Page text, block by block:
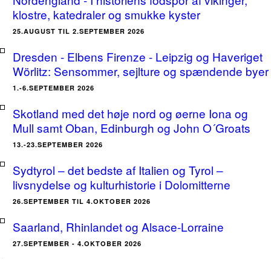
klostre, katedraler og smukke kyster
25.AUGUST TIL 2.SEPTEMBER 2026
Dresden - Elbens Firenze - Leipzig og Haveriget
Wörlitz: Sensommer, sejlture og spændende byer
1.-6.SEPTEMBER 2026
Skotland med det høje nord og øerne Iona og
Mull samt Oban, Edinburgh og John O´Groats
13.-23.SEPTEMBER 2026
Sydtyrol – det bedste af Italien og Tyrol –
livsnydelse og kulturhistorie i Dolomitterne
26.SEPTEMBER TIL 4.OKTOBER 2026
Saarland, Rhinlandet og Alsace-Lorraine
27.SEPTEMBER - 4.OKTOBER 2026